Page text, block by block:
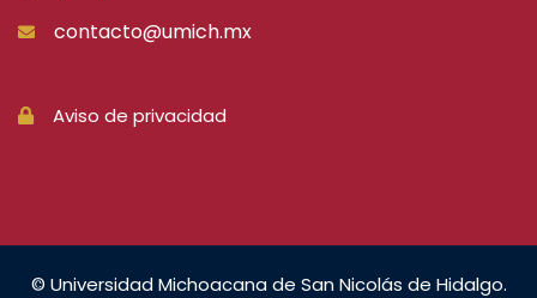
contacto@umich.mx
Aviso de privacidad
© Universidad Michoacana de San Nicolás de Hidalgo.